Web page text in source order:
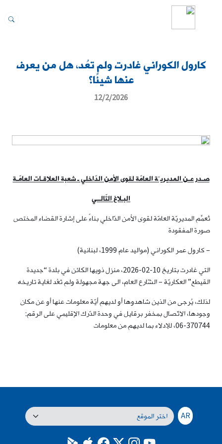
كارول الكوراني غادرت ولم تعُد، هل من يعرف
عنها شيئًا؟
12/2/2026
صـدر عـن المديريـّة العامّة لقوى الأمن الدّاخلي ـ شعبة العلاقـات العامّـة
البـلاغ التّالــي
تُعمِّم المديريّة العامّة لقوى الأمن الدّاخلي بناءً على إشارة القضاء المختص
صورة المفقودة
– كارول عمر الكوراني (مواليد عام 1999، لبنانية)
التي غادرت بتاريخ 10-02-2026، منزل ذويها الكائن في بلدة “جديدة
القيطع” العكاريّة – الشّارع العام، الى جهة مجهولة ولم تَعُد لغاية تاريخه
لذلك، يُرجى من الذين شاهدوها أو لديهم أيّة معلومات عنها أو عن مكان
وجودها، الاتّصال بمخفر برقايل في وحدة الدّرك الإقليمي على الرقم:
370744-06، للإدلاء بما لديهم من معلومات
AR